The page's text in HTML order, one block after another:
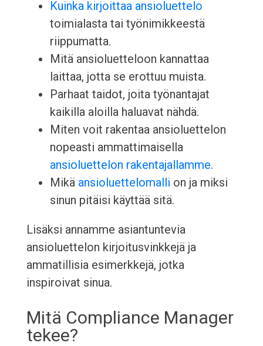
Kuinka kirjoittaa ansioluettelo
toimialasta tai työnimikkeestä
riippumatta.
Mitä ansioluetteloon kannattaa
laittaa, jotta se erottuu muista.
Parhaat taidot, joita työnantajat
kaikilla aloilla haluavat nähdä.
Miten voit rakentaa ansioluettelon
nopeasti ammattimaisella
ansioluettelon rakentajallamme.
Mikä ansioluettelomalli on ja miksi
sinun pitäisi käyttää sitä.
Lisäksi annamme asiantuntevia
ansioluettelon kirjoitusvinkkejä ja
ammatillisia esimerkkejä, jotka
inspiroivat sinua.
Mitä Compliance Manager
tekee?